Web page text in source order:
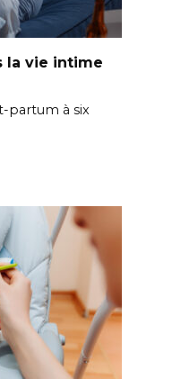
la vie intime
partum à six